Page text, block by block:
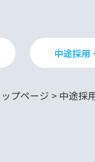
中途採用
ップページ > 中途採